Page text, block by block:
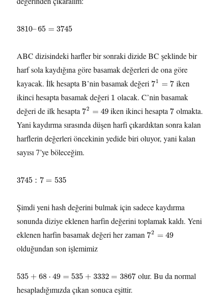
3810–65 = 3745
ABC dizisindeki harfler bir sonraki dizide BC şeklinde bir
harf sola kaydığına göre basamak değerleri de ona göre
kayacak. İlk hesapta B’nin basamak değeri 71 = 7 iken
ikinci hesapta basamak değeri 1 olacak. C’nin basamak
değeri de ilk hesapta 72 = 49 iken ikinci hesapta 7 olmakta.
Yani kaydırma sırasında düşen harfi çıkardıktan sonra kalan
harflerin değerleri öncekinin yedide biri oluyor, yani kalan
sayısı 7’ye böleceğim.
3745 : 7 = 535
Şimdi yeni hash değerini bulmak için sadece kaydırma
sonunda diziye eklenen harfin değerini toplamak kaldı. Yeni
eklenen harfin basamak değeri her zaman 72 = 49
olduğundan son işlemimiz
535 + 68 ⋅ 49 = 535 + 3332 = 3867 olur. Bu da normal
hesapladığımızda çıkan sonuca eşittir.